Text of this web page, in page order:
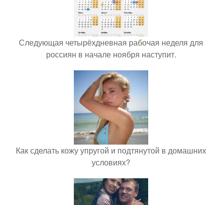
Следующая четырёхдневная рабочая неделя для
россиян в начале ноября наступит.
Как сделать кожу упругой и подтянутой в домашних
условиях?